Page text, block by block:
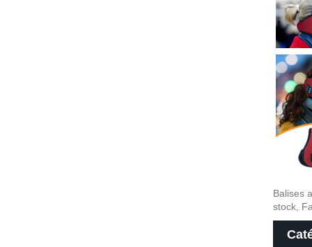
Balises
stock,